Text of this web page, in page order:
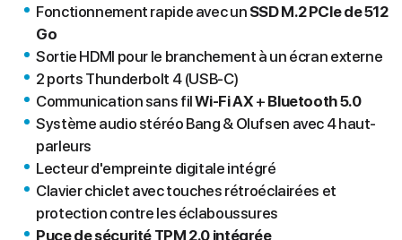
Fonctionnement rapide avec un SSD M.2 PCIe de 512
Go
Sortie HDMI pour le branchement à un écran externe
2 ports Thunderbolt 4 (USB-C)
Communication sans filWi-Fi AX + Bluetooth 5.0
Système audio stéréo Bang & Olufsen avec 4 haut-
parleurs
Lecteur d'empreinte digitale intégré
Clavier chiclet avec touches rétroéclairées et
protection contre les éclaboussures
Puce de sécurité TPM 2.0 intégrée